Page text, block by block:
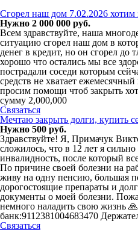
Сгорел наш дом 7.02.2026 хотим
Нужно 2 000 000 руб.
Всем здравствуйте, наша
ситуацию сгорел наш дом в
денег в кредит, но он сгорел до
хорошо что остались мы все
пострадали соседи которым
средств не хватает
просим помощи чтоб закрыть
сумму 2,000,000
Связаться
Мечтаю закрыть долги, купить
Нужно 500 руб.
Здравствуйте! Я, Примачук
сложилось, что в 12 лет я сильно
инвалидность, после который
По причине своей болезни на
живу на одну пенсию, большая
дорогостоящие препараты и
документы о моей болезни.
немного наладить свою жизнь
банк:9112381004683470
Связаться